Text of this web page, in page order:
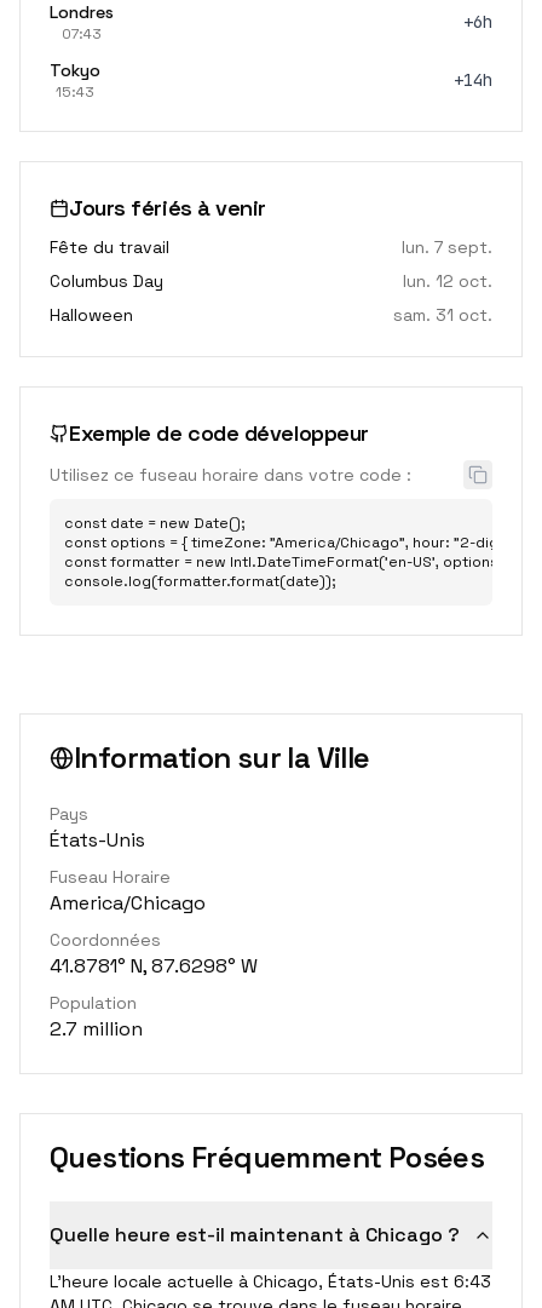
Londres
07:43
+6h
Tokyo
15:43
+14h
Jours fériés à venir
Fête du travail
lun. 7 sept.
Columbus Day
lun. 12 oct.
Halloween
sam. 31 oct.
Exemple de code développeur
Utilisez ce fuseau horaire dans votre code :
const date = new Date();
const options = { timeZone: "America/Chicago", hour: "2-digit",
const formatter = new Intl.DateTimeFormat('en-US', options);
console.log(formatter.format(date));
Information sur la Ville
Pays
États-Unis
Fuseau Horaire
America/Chicago
Coordonnées
41.8781° N, 87.6298° W
Population
2.7 million
Questions Fréquemment Posées
Quelle heure est-il maintenant à Chicago ?
L'heure locale actuelle à Chicago, États-Unis est 6:43